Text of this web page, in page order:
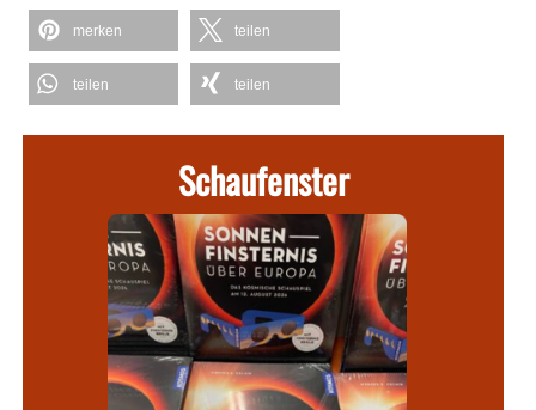
merken teilen
teilen teilen
Schaufenster